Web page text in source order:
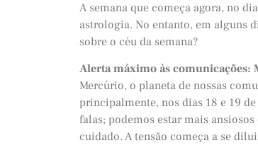
A semana que começa agora, no
astrologia. No entanto, em alguns
sobre o céu da semana?
Alerta máximo às comunicações:
Mercúrio, o planeta de nossas
principalmente, nos dias 18 e 19
falas; podemos estar mais
cuidado. A tensão começa a se